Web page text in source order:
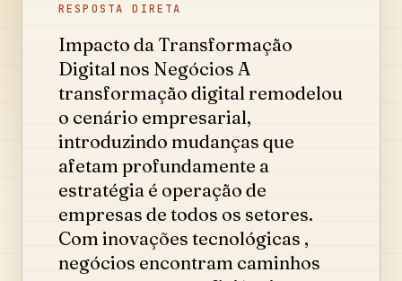
RESPOSTA DIRETA
Impacto da Transformação
Digital nos Negócios A
transformação digital remodelou
o cenário empresarial,
introduzindo mudanças que
afetam profundamente a
estratégia é operação de
empresas de todos os setores.
Com inovações tecnológicas ,
negócios encontram caminhos